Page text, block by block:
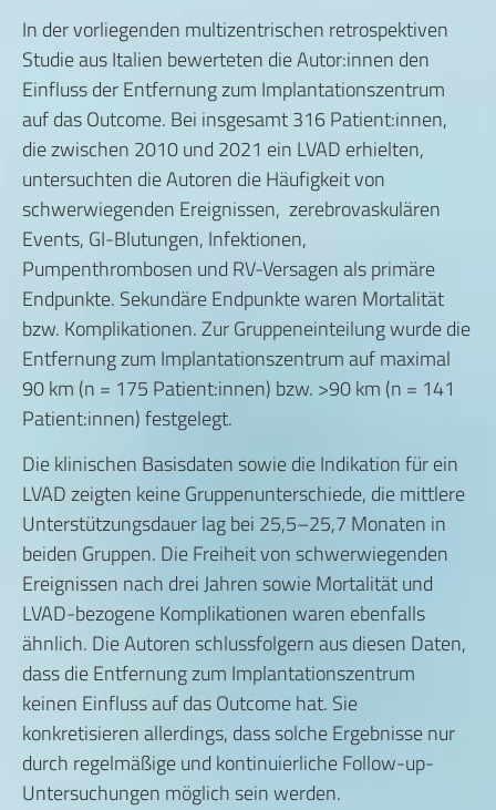
In der vorliegenden multizentrischen retrospektiven
Studie aus Italien bewerteten die Autor:innen den
Einfluss der Entfernung zum Implantationszentrum
auf das Outcome. Bei insgesamt 316 Patient:innen,
die zwischen 2010 und 2021 ein LVAD erhielten,
untersuchten die Autoren die Häufigkeit von
schwerwiegenden Ereignissen, zerebrovaskulären
Events, GI-Blutungen, Infektionen,
Pumpenthrombosen und RV-Versagen als primäre
Endpunkte. Sekundäre Endpunkte waren Mortalität
bzw. Komplikationen. Zur Gruppeneinteilung wurde die
Entfernung zum Implantationszentrum auf maximal
90 km (n = 175 Patient:innen) bzw. >90 km (n = 141
Patient:innen) festgelegt.
Die klinischen Basisdaten sowie die Indikation für ein
LVAD zeigten keine Gruppenunterschiede, die mittlere
Unterstützungsdauer lag bei 25,5–25,7 Monaten in
beiden Gruppen. Die Freiheit von schwerwiegenden
Ereignissen nach drei Jahren sowie Mortalität und
LVAD-bezogene Komplikationen waren ebenfalls
ähnlich. Die Autoren schlussfolgern aus diesen Daten,
dass die Entfernung zum Implantationszentrum
keinen Einfluss auf das Outcome hat. Sie
konkretisieren allerdings, dass solche Ergebnisse nur
durch regelmäßige und kontinuierliche Follow-up-
Untersuchungen möglich sein werden.